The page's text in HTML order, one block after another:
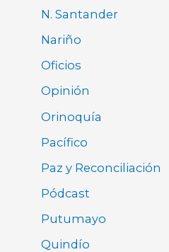
N. Santander
Nariño
Oficios
Opinión
Orinoquía
Pacífico
Paz y Reconciliación
Pódcast
Putumayo
Quindío